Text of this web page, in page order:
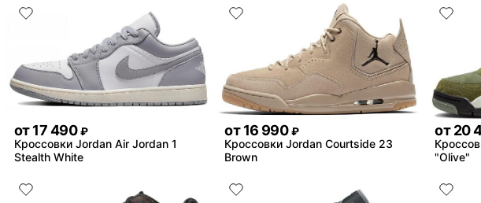
от17 490 ₽
Кроссовки Jordan Air Jordan 1
Stealth White
от 16 990 ₽
Кроссовки Jordan Courtside 23
Brown
от 20
"Olive"